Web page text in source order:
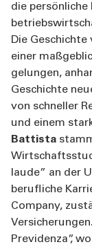
die persönliche
Die
einer
gelungen,
Geschichte
von schneller
und einem
Battista
laude” an der
berufliche
Company,
Previdenza”,